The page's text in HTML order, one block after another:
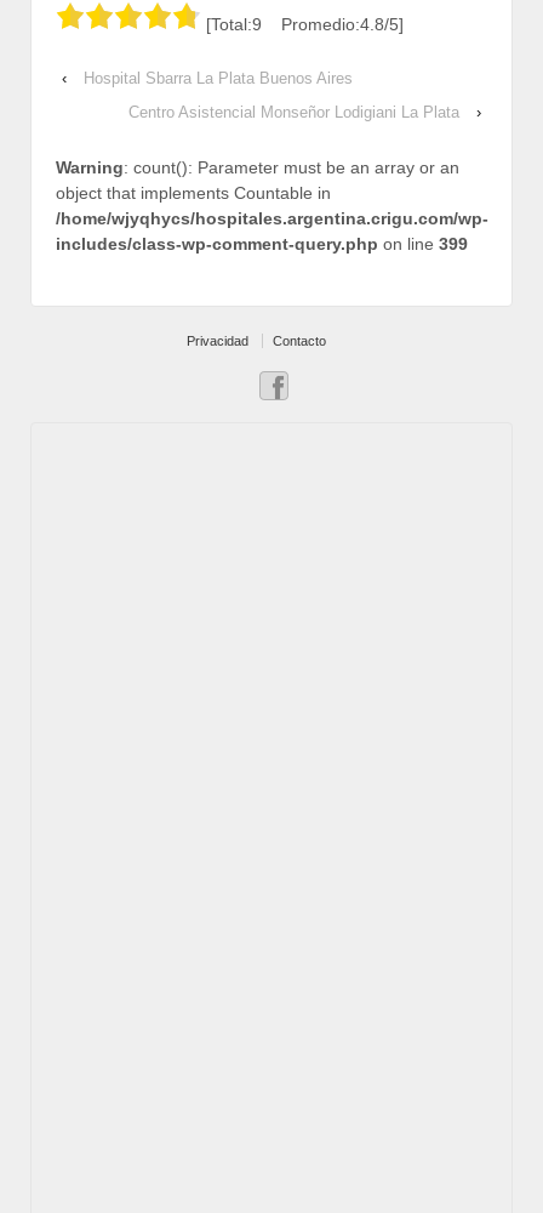
[Total:9 Promedio:4.8/5]
‹
Hospital Sbarra La Plata Buenos Aires
Centro Asistencial Monseñor Lodigiani La Plata
›
Warning: count(): Parameter must be an array or an
object that implements Countable in
/home/wjyqhycs/hospitales.argentina.crigu.com/wp-
includes/class-wp-comment-query.php on line 399
Privacidad Contacto